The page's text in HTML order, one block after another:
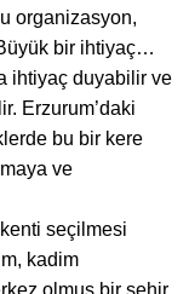
organizasyon,
bir ihtiyaç…
ihtiyaç duyabilir ve
Erzurum’daki
bu bir kere
ve
seçilmesi
kadim